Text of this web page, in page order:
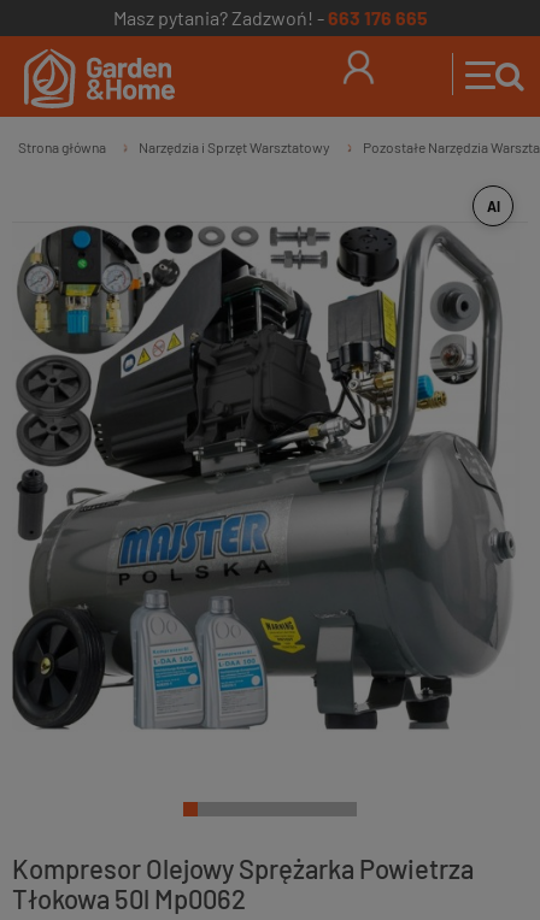
Masz pytania? Zadzwoń! -663 176 665
Strona główna » Narzędzia i Sprzęt Warsztatowy » Pozostałe Narzędzia
AI
Kompresor Olejowy Sprężarka Powietrza
Tłokowa 50l Mp0062